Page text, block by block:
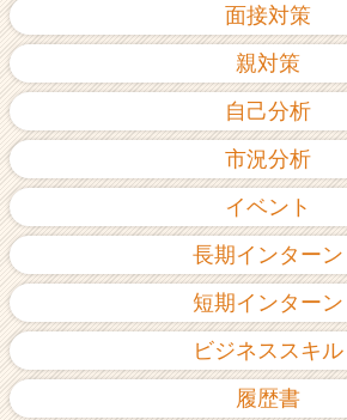
面接対策
親対策
自己分析
市況分析
イベント
長期インターン
短期インターン
ビジネススキル
履歴書